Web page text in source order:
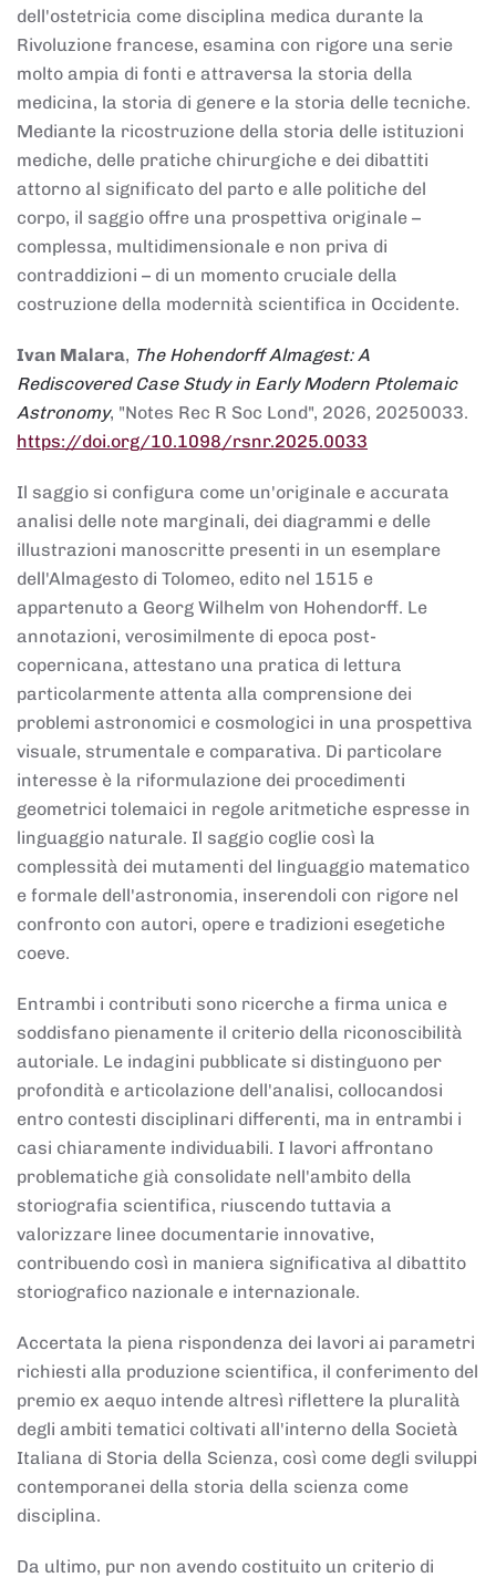
dell'ostetricia come disciplina medica durante la
Rivoluzione francese, esamina con rigore una serie
molto ampia di fonti e attraversa la storia della
medicina, la storia di genere e la storia delle tecniche.
Mediante la ricostruzione della storia delle istituzioni
mediche, delle pratiche chirurgiche e dei dibattiti
attorno al significato del parto e alle politiche del
corpo, il saggio offre una prospettiva originale –
complessa, multidimensionale e non priva di
contraddizioni – di un momento cruciale della
costruzione della modernità scientifica in Occidente.
Ivan Malara, The Hohendorff Almagest: A
Rediscovered Case Study in Early Modern Ptolemaic
Astronomy, "Notes Rec R Soc Lond", 2026, 20250033.
https://doi.org/10.1098/rsnr.2025.0033
Il saggio si configura come un'originale e accurata
analisi delle note marginali, dei diagrammi e delle
illustrazioni manoscritte presenti in un esemplare
dell'Almagesto di Tolomeo, edito nel 1515 e
appartenuto a Georg Wilhelm von Hohendorff. Le
annotazioni, verosimilmente di epoca post-
copernicana, attestano una pratica di lettura
particolarmente attenta alla comprensione dei
problemi astronomici e cosmologici in una prospettiva
visuale, strumentale e comparativa. Di particolare
interesse è la riformulazione dei procedimenti
geometrici tolemaici in regole aritmetiche espresse in
linguaggio naturale. Il saggio coglie così la
complessità dei mutamenti del linguaggio matematico
e formale dell'astronomia, inserendoli con rigore nel
confronto con autori, opere e tradizioni esegetiche
coeve.
Entrambi i contributi sono ricerche a firma unica e
soddisfano pienamente il criterio della riconoscibilità
autoriale. Le indagini pubblicate si distinguono per
profondità e articolazione dell'analisi, collocandosi
entro contesti disciplinari differenti, ma in entrambi i
casi chiaramente individuabili. I lavori affrontano
problematiche già consolidate nell'ambito della
storiografia scientifica, riuscendo tuttavia a
valorizzare linee documentarie innovative,
contribuendo così in maniera significativa al dibattito
storiografico nazionale e internazionale.
Accertata la piena rispondenza dei lavori ai parametri
richiesti alla produzione scientifica, il conferimento del
premio ex aequo intende altresì riflettere la pluralità
degli ambiti tematici coltivati all'interno della Società
Italiana di Storia della Scienza, così come degli sviluppi
contemporanei della storia della scienza come
disciplina.
Da ultimo, pur non avendo costituito un criterio di